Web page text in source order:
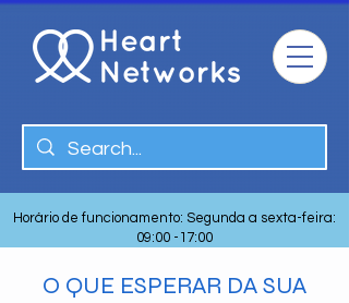
Horário de funcionamento: Segunda a sexta-feira:
09:00 -17:00
O QUE ESPERAR DA SUA